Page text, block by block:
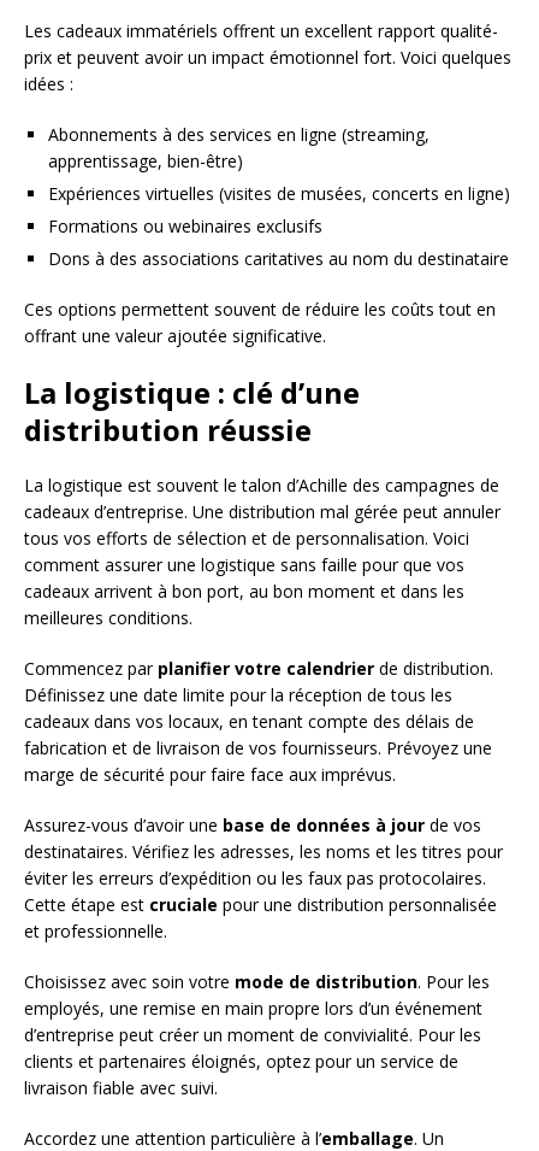
Les cadeaux immatériels offrent un excellent rapport qualité-
prix et peuvent avoir un impact émotionnel fort. Voici quelques
idées :
Abonnements à des services en ligne (streaming,
apprentissage, bien-être)
Expériences virtuelles (visites de musées, concerts en ligne)
Formations ou webinaires exclusifs
Dons à des associations caritatives au nom du destinataire
Ces options permettent souvent de réduire les coûts tout en
offrant une valeur ajoutée significative.
La logistique : clé d’une
distribution réussie
La logistique est souvent le talon d’Achille des campagnes de
cadeaux d’entreprise. Une distribution mal gérée peut annuler
tous vos efforts de sélection et de personnalisation. Voici
comment assurer une logistique sans faille pour que vos
cadeaux arrivent à bon port, au bon moment et dans les
meilleures conditions.
Commencez par planifier votre calendrier de distribution.
Définissez une date limite pour la réception de tous les
cadeaux dans vos locaux, en tenant compte des délais de
fabrication et de livraison de vos fournisseurs. Prévoyez une
marge de sécurité pour faire face aux imprévus.
Assurez-vous d’avoir une base de données à jour de vos
destinataires. Vérifiez les adresses, les noms et les titres pour
éviter les erreurs d’expédition ou les faux pas protocolaires.
Cette étape est cruciale pour une distribution personnalisée
et professionnelle.
Choisissez avec soin votre mode de distribution. Pour les
employés, une remise en main propre lors d’un événement
d’entreprise peut créer un moment de convivialité. Pour les
clients et partenaires éloignés, optez pour un service de
livraison fiable avec suivi.
Accordez une attention particulière à l’emballage. Un